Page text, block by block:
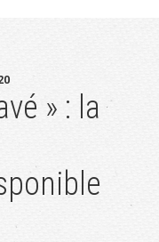
» : la